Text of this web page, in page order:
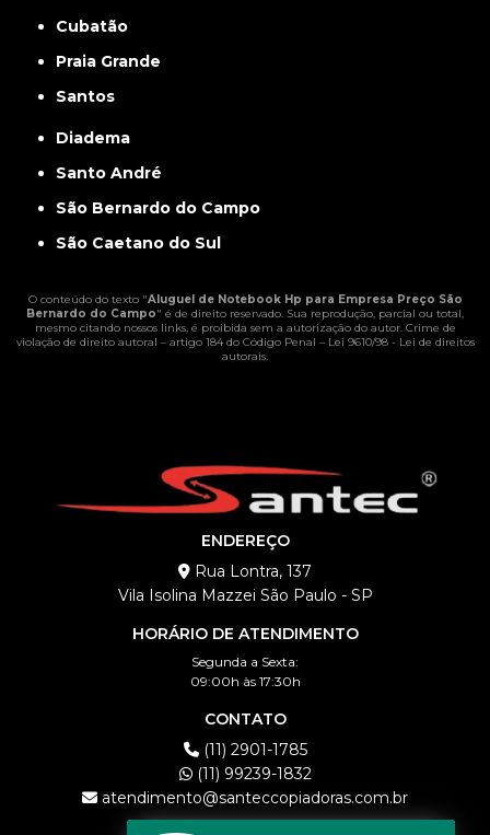
Cubatão
Praia Grande
Santos
Diadema
Santo André
São Bernardo do Campo
São Caetano do Sul
O conteúdo do texto "Aluguel de Notebook Hp para Empresa Preço São
Bernardo do Campo" é de direito reservado. Sua reprodução, parcial ou total,
mesmo citando nossos links, é proibida sem a autorização do autor. Crime de
violação de direito autoral – artigo 184 do Código Penal – Lei 9610/98 - Lei de direitos
autorais.
ENDEREÇO
Rua Lontra, 137
Vila Isolina Mazzei São Paulo - SP
HORÁRIO DE ATENDIMENTO
Segunda a Sexta:
09:00h às 17:30h
CONTATO
(11) 2901-1785
(11) 99239-1832
atendimento@santeccopiadoras.com.br